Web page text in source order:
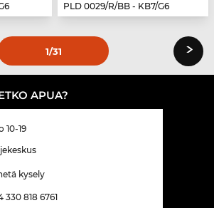
PLD 0029/R/BB - KB7/G6
1/31 ›
APUA?
10-19
kysely
330 818 6761